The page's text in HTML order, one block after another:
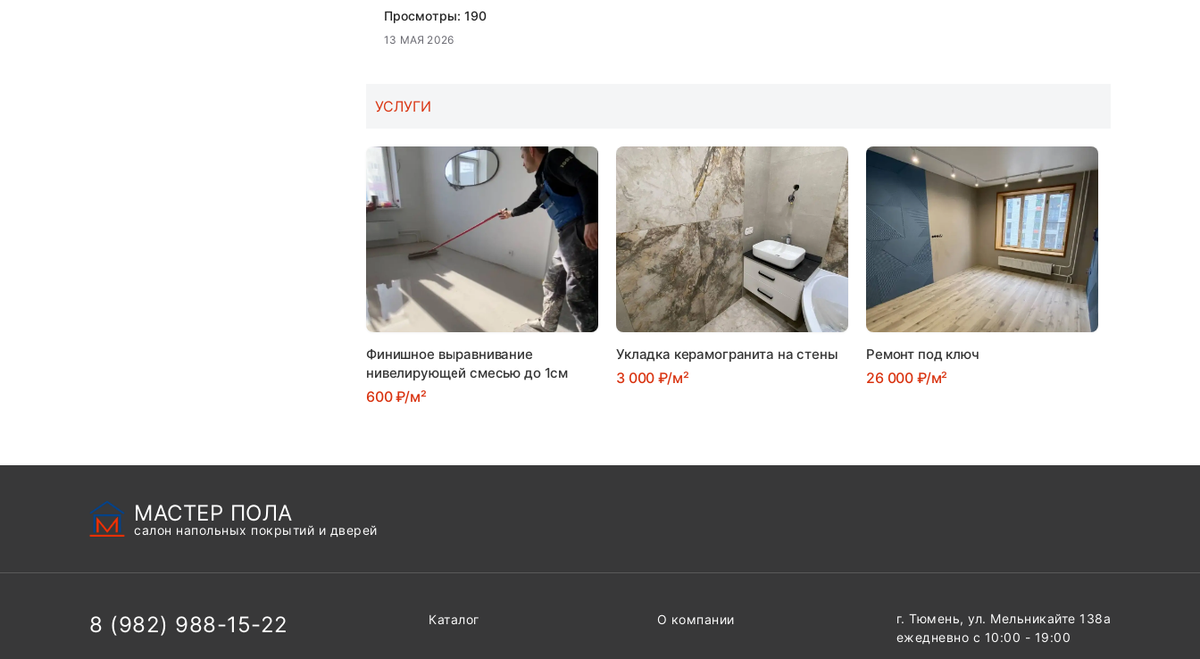
Просмотры: 190
13 МАЯ 2026
УСЛУГИ
Финишное выравнивание
нивелирующей смесью до 1см
600 ₽/м²
Укладка керамогранита на стены
3 000 ₽/м²
Ремонт под ключ
26 000 ₽/м²
МАСТЕР ПОЛА
салон напольных покрытий и дверей
8 (982) 988-15-22 Каталог О компании
г. Тюмень, ул. Мельникайте 138а
ежедневно с 10:00 - 19:00